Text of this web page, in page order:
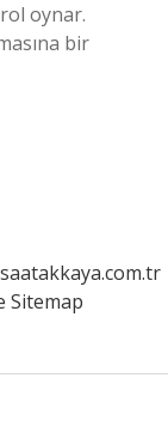
oynar.
bir
Sitemap